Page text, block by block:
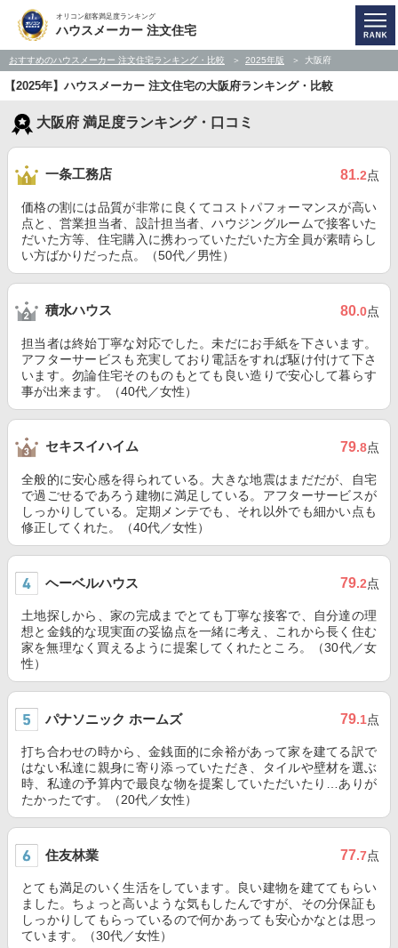
オリコン顧客満足度ランキング
ハウスメーカー 注文住宅
おすすめのハウスメーカー 注文住宅ランキング・比較 2025年版 大阪府
【2025年】ハウスメーカー 注文住宅の大阪府ランキング・比較
大阪府 満足度ランキング・口コミ
一条工務店 81.2点
価格の割には品質が非常に良くてコストパフォーマンスが高い
点と、営業担当者、設計担当者、ハウジングルームで接客いた
だいた方等、住宅購入に携わっていただいた方全員が素晴らし
い方ばかりだった点。（50代／男性）
積水ハウス 80.0点
担当者は終始丁寧な対応でした。未だにお手紙を下さいます。
アフターサービスも充実しており電話をすれば駆け付けて下さ
います。勿論住宅そのものもとても良い造りで安心して暮らす
事が出来ます。（40代／女性）
セキスイハイム 79.8点
全般的に安心感を得られている。大きな地震はまだだが、自宅
で過ごせるであろう建物に満足している。アフターサービスが
しっかりしている。定期メンテでも、それ以外でも細かい点も
修正してくれた。（40代／女性）
ヘーベルハウス 79.2点
土地探しから、家の完成までとても丁寧な接客で、自分達の理
想と金銭的な現実面の妥協点を一緒に考え、これから長く住む
家を無理なく買えるように提案してくれたところ。（30代／女
性）
パナソニック ホームズ 79.1点
打ち合わせの時から、金銭面的に余裕があって家を建てる訳で
はない私達に親身に寄り添っていただき、タイルや壁材を選ぶ
時、私達の予算内で最良な物を提案していただいたり…ありが
たかったです。（20代／女性）
住友林業 77.7点
とても満足のいく生活をしています。良い建物を建ててもらい
ました。ちょっと高いような気もしたんですが、その分保証も
しっかりしてもらっているので何かあっても安心かなとは思っ
ています。（30代／女性）